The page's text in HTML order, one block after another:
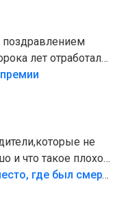
поздравлением
лет отработали
не
и что такое плохо!
же
«Попал на пику»: СК показал место, где был смертельно травмирован ребенок в Тольятти